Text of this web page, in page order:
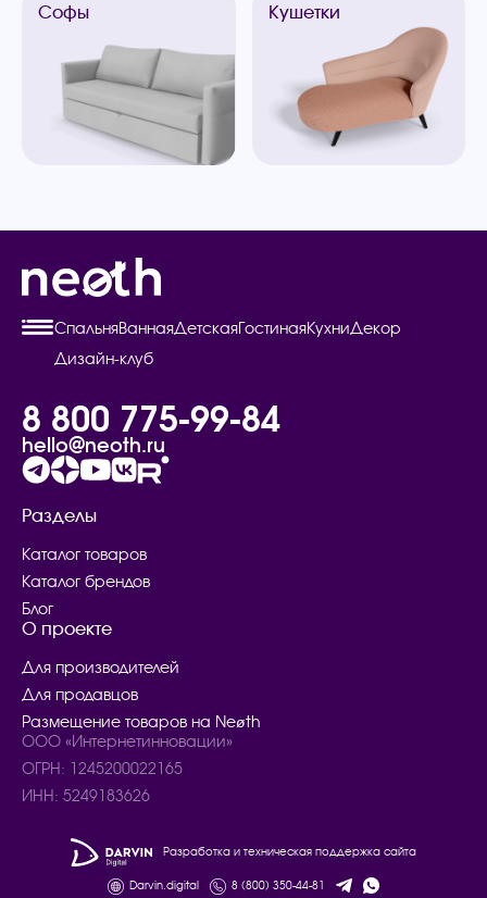
Софы Кушетки
СпальняВаннаяДетскаяГостинаяКухниДекор
Дизайн-клуб
8 800 775-99-84
hello@neoth.ru
Разделы
Каталог товаров
Каталог брендов
Блог
О проекте
Для производителей
Для продавцов
Размещение товаров на Neøth
ООО «Интернетинновации»
ОГРН: 1245200022165
ИНН: 5249183626
Разработка и техническая поддержка сайта
Darvin.digital 8 (800) 350-44-81